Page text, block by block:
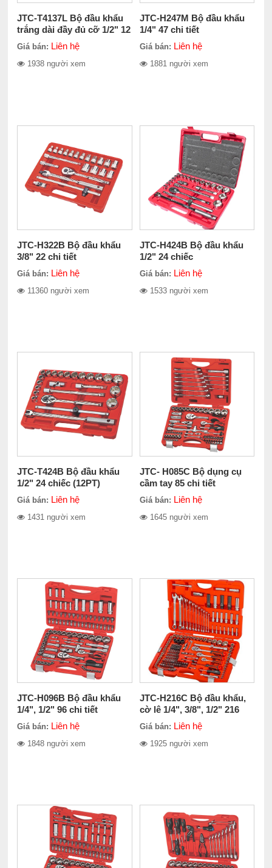
JTC-T4137L Bộ đầu khẩu
trắng dài đầy đủ cỡ 1/2" 12
cạnh 137 chiếc
Giá bán: Liên hệ
1938 người xem
JTC-H247M Bộ đầu khẩu
1/4" 47 chi tiết
Giá bán: Liên hệ
1881 người xem
JTC-H322B Bộ đầu khẩu
3/8" 22 chi tiết
Giá bán: Liên hệ
11360 người xem
JTC-H424B Bộ đầu khẩu
1/2" 24 chiếc
Giá bán: Liên hệ
1533 người xem
JTC-T424B Bộ đầu khẩu
1/2" 24 chiếc (12PT)
Giá bán: Liên hệ
1431 người xem
JTC- H085C Bộ dụng cụ
cầm tay 85 chi tiết
Giá bán: Liên hệ
1645 người xem
JTC-H096B Bộ đầu khẩu
1/4", 1/2" 96 chi tiết
Giá bán: Liên hệ
1848 người xem
JTC-H216C Bộ đầu khẩu,
cờ lê 1/4", 3/8", 1/2" 216
Chi tiết
Giá bán: Liên hệ
1925 người xem